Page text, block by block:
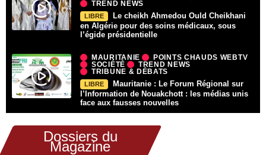
TREND NEWS
LIBRE
Le cheikh Ahmedou Ould Cheikhani
en Algérie pour des soins médicaux, sous
l’égide présidentielle
MAURITANIE
POINTS CHAUDS WEBTV
SOCIÉTÉ
TREND NEWS
TRIBUNE & DÉBATS
LIBRE
Mauritanie : Le Forum Régional sur
l’Information de Nouakchott : les médias unis
face aux fausses nouvelles
Dossiers du
Magazine